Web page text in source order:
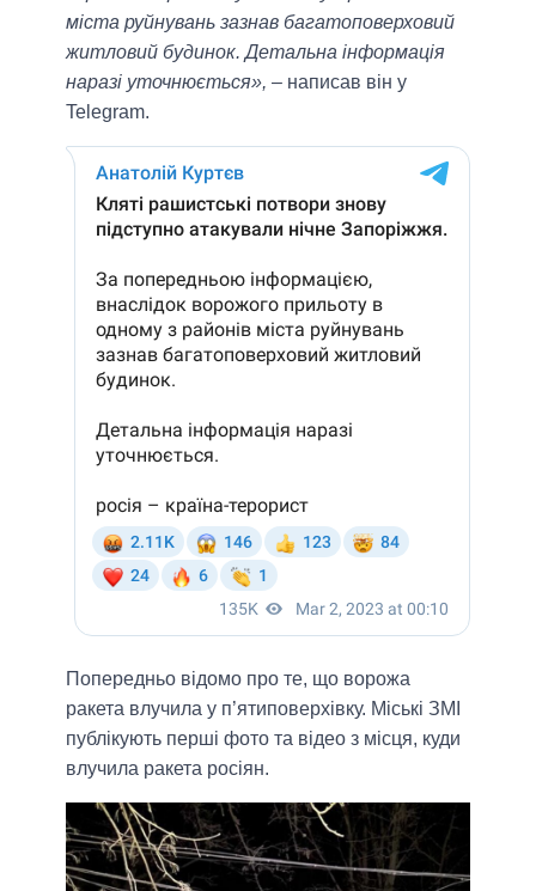
міста руйнувань зазнав багатоповерховий
житловий будинок. Детальна інформація
наразі уточнюється», – написав він у
Telegram.
Попередньо відомо про те, що ворожа
ракета влучила у п’ятиповерхівку. Міські ЗМІ
публікують перші фото та відео з місця, куди
влучила ракета росіян.